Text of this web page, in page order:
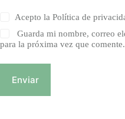
Acepto laPolítica de
Guarda mi nombre, correo
para la próxima vez que comente.
Enviar